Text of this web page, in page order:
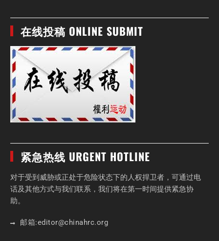
在线投稿 ONLINE SUBMIT
紧急热线 URGENT HOTLINE
对于受到威胁或正处于危险状态下的人权捍卫者，可通过电
话及其他方式与我们联系，我们将在第一时间提供紧急协
助。
邮箱:editor@chinahrc.org